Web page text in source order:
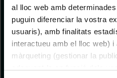
al lloc web amb
puguin diferenciar la vostra
usuaris), amb finalitats
interactueu amb el lloc web) i
màrqueting (gestionar la